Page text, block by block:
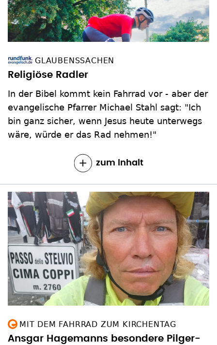
GLAUBENSSACHEN
Religiöse Radler
In der Bibel kommt kein Fahrrad vor - aber der
evangelische Pfarrer Michael Stahl sagt: "Ich
bin ganz sicher, wenn Jesus heute unterwegs
wäre, würde er das Rad nehmen!"
zum Inhalt
MIT DEM FAHRRAD ZUM KIRCHENTAG
Ansgar Hagemanns besondere Pilger-